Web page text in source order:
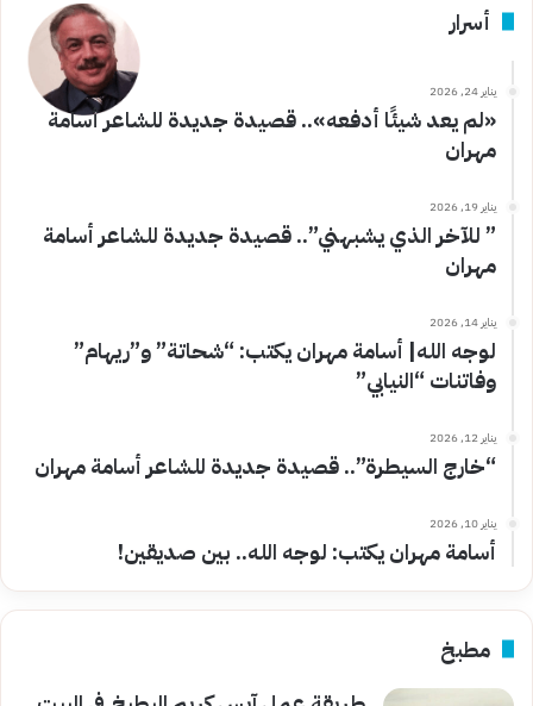
أسرار
يناير 24, 2026
«لم يعد شيئًا أدفعه».. قصيدة جديدة للشاعر أسامة
مهران
يناير 19, 2026
” للآخر الذي يشبهني”.. قصيدة جديدة للشاعر أسامة
مهران
يناير 14, 2026
لوجه الله| أسامة مهران يكتب: “شحاتة” و”ريهام”
وفاتنات “النيابي”
يناير 12, 2026
“خارج السيطرة”.. قصيدة جديدة للشاعر أسامة مهران
يناير 10, 2026
أسامة مهران يكتب: لوجه الله.. بين صديقين!
مطبخ